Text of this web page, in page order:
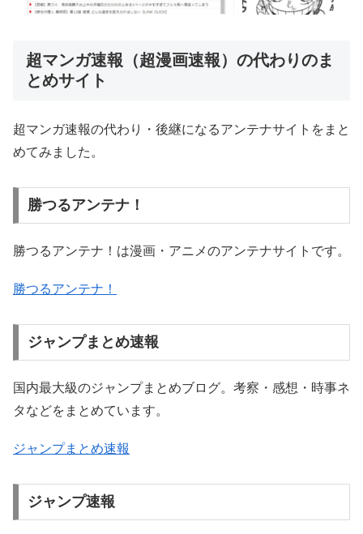
超マンガ速報（超漫画速報）の代わりのま
とめサイト
超マンガ速報の代わり・後継になるアンテナサイトをまと
めてみました。
勝つるアンテナ！
勝つるアンテナ！は漫画・アニメのアンテナサイトです。
勝つるアンテナ！
ジャンプまとめ速報
国内最大級のジャンプまとめブログ。考察・感想・時事ネ
タなどをまとめています。
ジャンプまとめ速報
ジャンプ速報